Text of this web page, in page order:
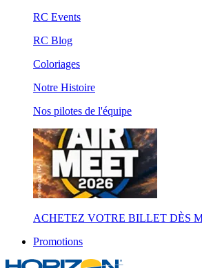
RC Events
RC Blog
Coloriages
Notre Histoire
Nos pilotes de l'équipe
ACHETEZ VOTRE BILLET DÈS
Promotions